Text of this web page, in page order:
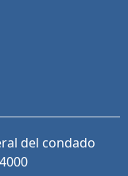
del condado